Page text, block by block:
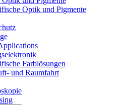
Optik und Pigmente
Farblösungen
und Raumfahrt